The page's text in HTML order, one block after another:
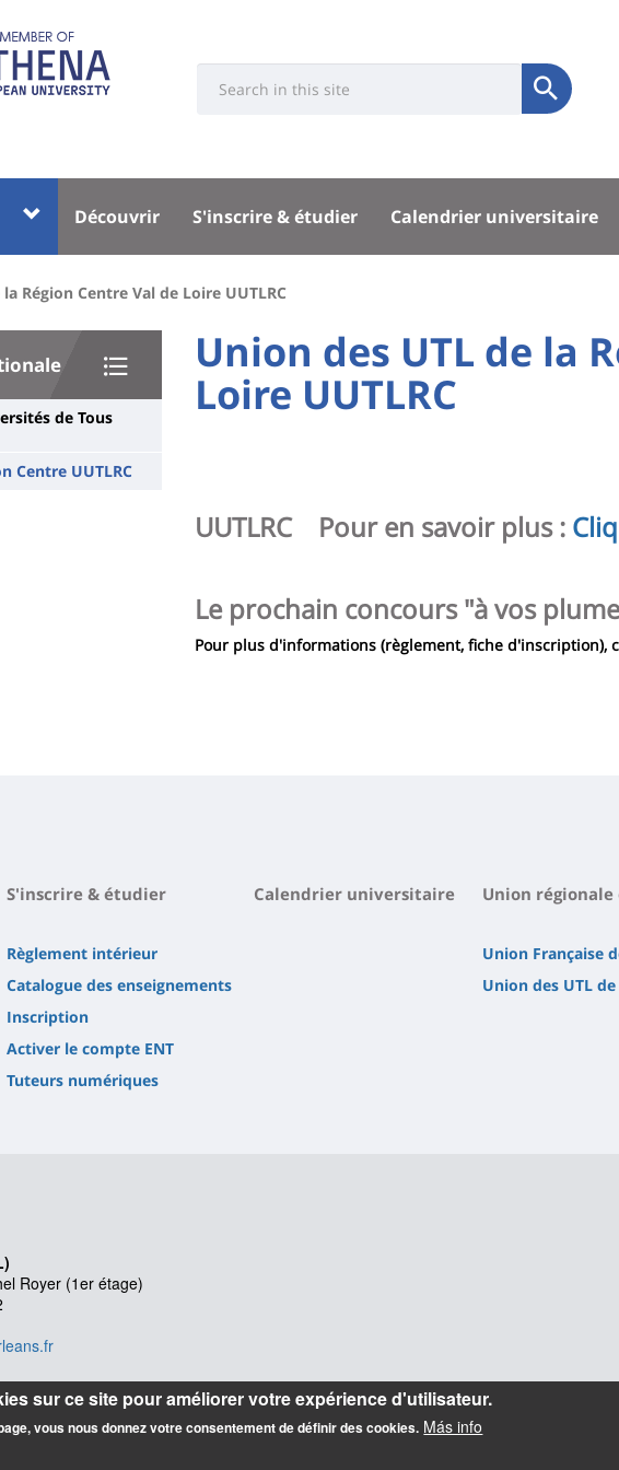
Université
Soumettre
Menu
principal
Découvrir S'inscrire & étudier Calendrier universitaire
Région Centre Val de Loire UUTLRC
de Tous
Centre UUTLRC
University
:
Main
Titre
Union des UTL de la
Loire UUTLRC
Contenu
de
page
principale
UUTLRC Pour en savoir plus :
Le prochain concours "à vos
Pour plus d'informations (règlement, fiche d'inscription),
S'inscrire & étudier
Règlement intérieur
Catalogue des enseignements
Inscription
Activer le compte ENT
Tuteurs numériques
Calendrier universitaire Union
Union Française
Union des UTL
Royer (1er étage)
sur ce site pour améliorer votre expérience d'utilisateur.
vous nous donnez votre consentement de définir des cookies. Más info